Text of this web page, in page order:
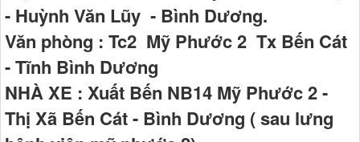
- Huỳnh Văn Lũy - Bình Dương.
Văn phòng : Tc2 Mỹ Phước 2 Tx Bến Cát
- Tĩnh Bình Dương
NHÀ XE : Xuất Bến NB14 Mỹ Phước 2 -
Thị Xã Bến Cát - Bình Dương ( sau lưng